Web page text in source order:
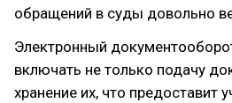
обращений в суды довольно
Электронный
включать не только подачу
хранение их, что предоставит